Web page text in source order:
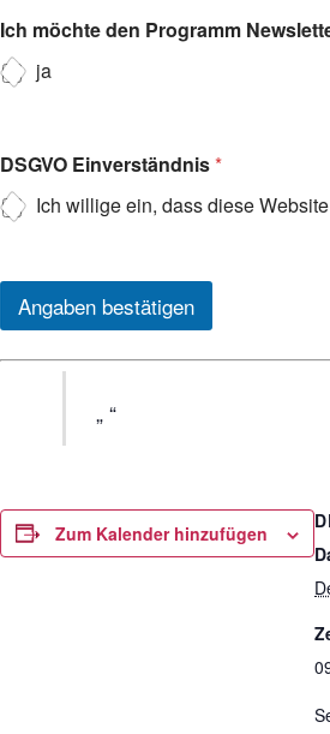
Ich möchte den Programm
ja
DSGVO Einverständnis*
Ich willige ein, dass diese
Angaben bestätigen
Zum Kalender hinzufügen